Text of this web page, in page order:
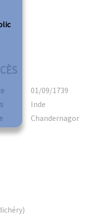
01/09/1739
Inde
Chandernagor